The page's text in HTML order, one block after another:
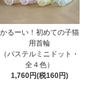
かるーい！初めての子猫
用首輪
（パステルミニドット・
全４色）
1,760円(税160円)